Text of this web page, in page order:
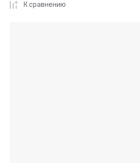
К сравнению